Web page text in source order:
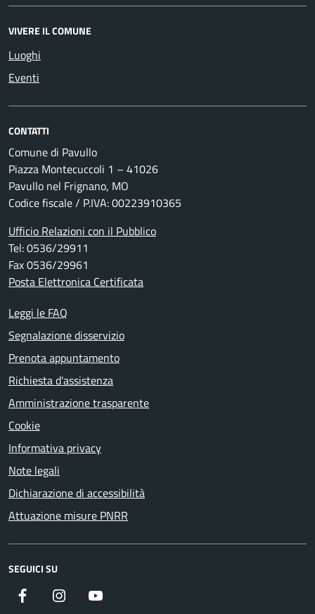
VIVERE IL COMUNE
Luoghi
Eventi
CONTATTI
Comune di Pavullo
Piazza Montecuccoli 1 – 41026
Pavullo nel Frignano, MO
Codice fiscale / P.IVA: 00223910365
Ufficio Relazioni con il Pubblico
Tel: 0536/29911
Fax 0536/29961
Posta Elettronica Certificata
Leggi le FAQ
Segnalazione disservizio
Prenota appuntamento
Richiesta d'assistenza
Amministrazione trasparente
Cookie
Informativa privacy
Note legali
Dichiarazione di accessibilità
Attuazione misure PNRR
SEGUICI SU
Facebook Instagram